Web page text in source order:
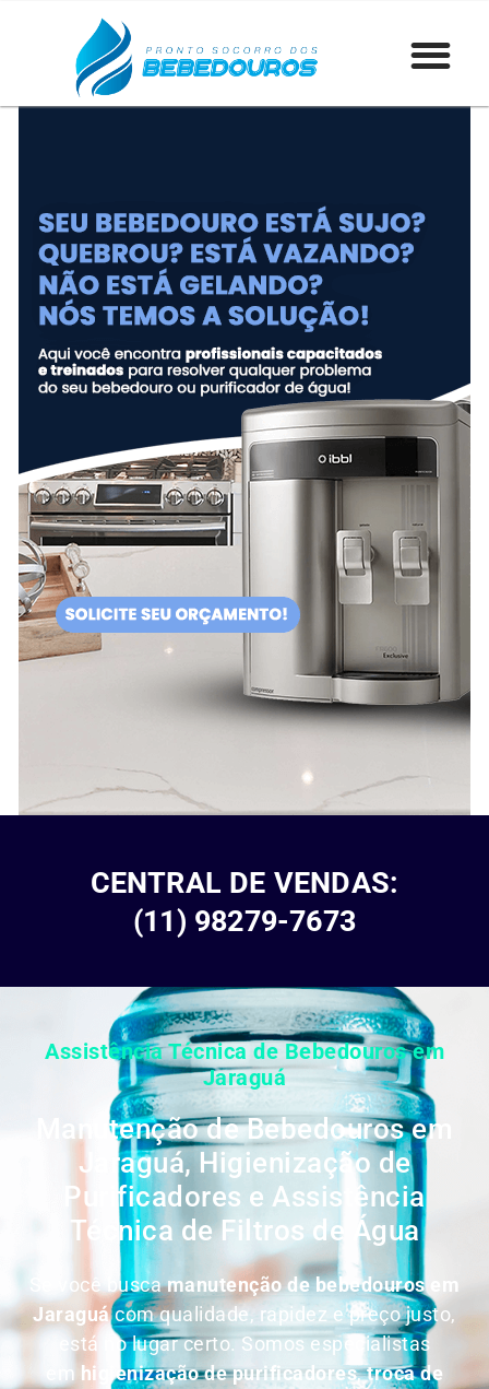
CENTRAL DE VENDAS:
(11) 98279-7673
Assistência Técnica de Bebedouros em
Jaraguá
Manutenção de Bebedouros em
Jaraguá, Higienização de
Purificadores e Assistência
Técnica de Filtros de Água
Se você buscamanutenção de bebedouros em
Jaraguácom qualidade, rapidez e preço justo,
está no lugar certo. Somos especialistas
em higienização de purificadores,troca de